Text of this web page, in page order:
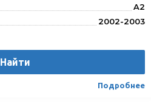
A2
2002-2003
1.75
Текстиль/Искуственная кожа
Легковой
Найти
Подробнее